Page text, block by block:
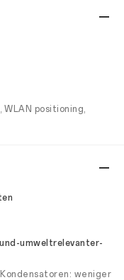
positioning,
umweltrelevanter-
Kondensatoren: weniger